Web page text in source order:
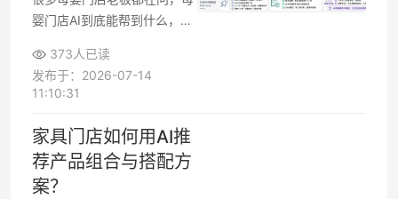
南。
婴门店AI到底能帮到什么，能
同家庭的选购需求，而不是停
留在概念层面。围绕母婴门店
辅助门店洞察不同家庭的消费
习惯、优化货架结构、做智能
推荐，从而提升转化率和复购
效率。
373人已读
发布于：2026-07-14
11:10:31
家具门店如何用AI推
荐产品组合与搭配方
案？